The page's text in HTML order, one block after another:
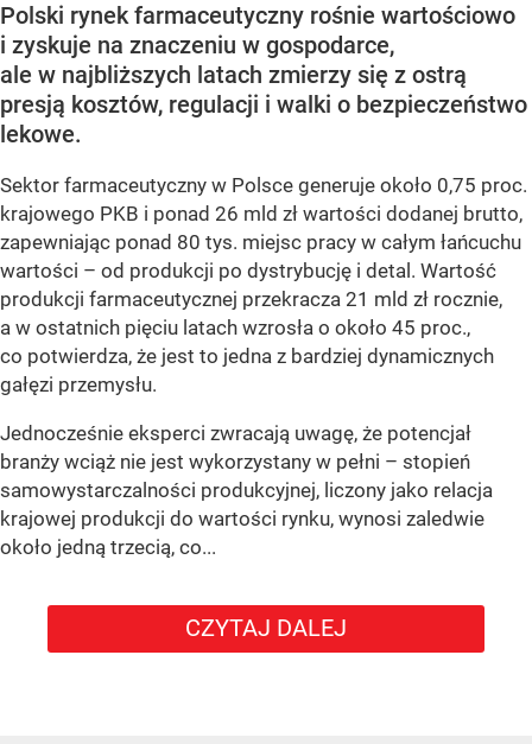
Polski rynek farmaceutyczny rośnie wartościowo
i zyskuje na znaczeniu w gospodarce,
ale w najbliższych latach zmierzy się z ostrą
presją kosztów, regulacji i walki o bezpieczeństwo
lekowe.
Sektor farmaceutyczny w Polsce generuje około 0,75 proc.
krajowego PKB i ponad 26 mld zł wartości dodanej brutto,
zapewniając ponad 80 tys. miejsc pracy w całym łańcuchu
wartości – od produkcji po dystrybucję i detal. Wartość
produkcji farmaceutycznej przekracza 21 mld zł rocznie,
a w ostatnich pięciu latach wzrosła o około 45 proc.,
co potwierdza, że jest to jedna z bardziej dynamicznych
gałęzi przemysłu.
Jednocześnie eksperci zwracają uwagę, że potencjał
branży wciąż nie jest wykorzystany w pełni – stopień
samowystarczalności produkcyjnej, liczony jako relacja
krajowej produkcji do wartości rynku, wynosi zaledwie
około jedną trzecią, co...
CZYTAJ DALEJ